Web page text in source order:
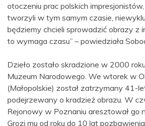
otoczeniu prac polskich
tworzyli w tym samym czasie,
będziemy chcieli sprowadzić obrazy z
to wymaga czasu” – powiedziała
Dzieło zostało skradzione w 2000
Muzeum Narodowego. We wtorek w
(Małopolskie) został zatrzymany 41-
podejrzewany o kradzież obrazu. W
Rejonowy w Poznaniu aresztował go
Grozi mu od roku do 10 lat